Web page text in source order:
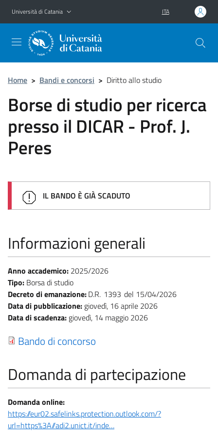
Vai al contenuto principale
Vai al menu di navigazione
Università di Catania ITA
Home > Bandi e concorsi > Diritto allo studio
Borse di studio per ricerca
presso il DICAR - Prof. J.
Peres
IL BANDO È GIÀ SCADUTO
Informazioni generali
Anno accademico: 2025/2026
Tipo: Borsa di studio
Decreto di emanazione:D.R. 1393
15/04/2026
Data di pubblicazione: giovedì, 16 aprile 2026
Data di scadenza: giovedì, 14 maggio 2026
Bando di concorso
Domanda di partecipazione
Domanda online:
https://eur02.safelinks.protection.outlook.com/?
url=https%3A//adi2.unict.it/inde…